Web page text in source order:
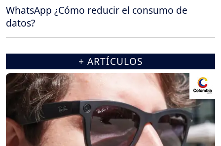
WhatsApp ¿Cómo reducir el consumo de
datos?
+ ARTÍCULOS